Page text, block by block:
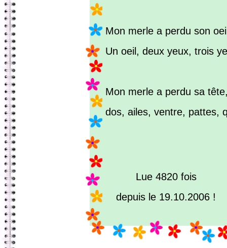
Mon merle a perdu son
Un oeil, deux yeux, trois
Mon merle a perdu sa
dos, ailes, ventre, pattes,
Lue 4820 fois
depuis le 19.10.2006 !